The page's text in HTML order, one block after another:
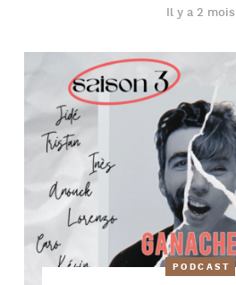
Il y a 2 mois
PODCAST